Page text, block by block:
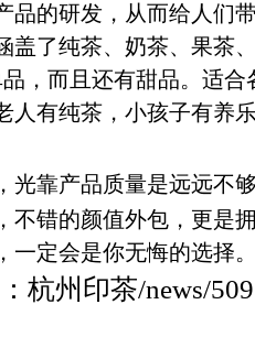
品的研发，从而给人们
盖了纯茶、奶茶、果茶
，而且还有甜品。适
人有纯茶，小孩子有养
靠产品质量是远远不
不错的颜值外包，更是
一定会是你无悔的选择
杭州印茶/news/